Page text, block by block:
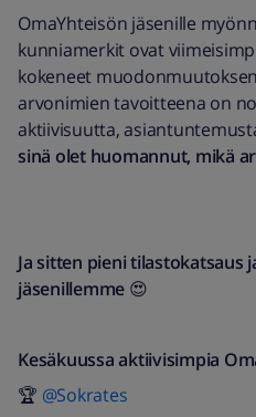
OmaYhteisön jäsenille
kunniamerkit ovat
kokeneet
arvonimien tavoitteena on
aktiivisuutta,
sinä olet huomannut, mikä
Ja sitten pieni tilastokatsaus
jäsenillemme 😍
Kesäkuussa aktiivisimpia
🏆 @Sokrates